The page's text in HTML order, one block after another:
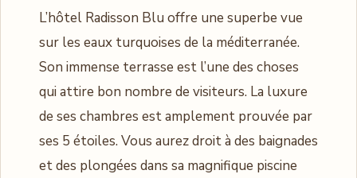
L’hôtel Radisson Blu offre une superbe vue
sur les eaux turquoises de la méditerranée.
Son immense terrasse est l’une des choses
qui attire bon nombre de visiteurs. La luxure
de ses chambres est amplement prouvée par
ses 5 étoiles. Vous aurez droit à des baignades
et des plongées dans sa magnifique piscine